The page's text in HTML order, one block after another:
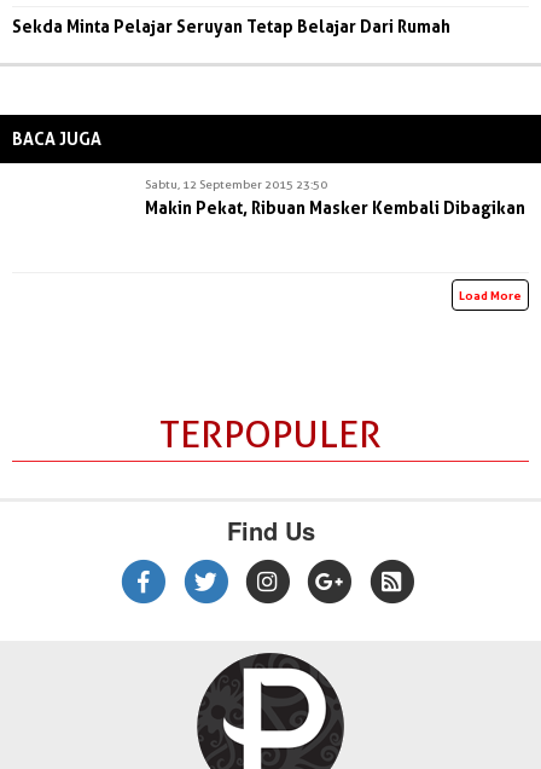
Sekda Minta Pelajar Seruyan Tetap Belajar Dari Rumah
BACA JUGA
Sabtu, 12 September 2015 23:50
Makin Pekat, Ribuan Masker Kembali Dibagikan
Load More
TERPOPULER
Find Us